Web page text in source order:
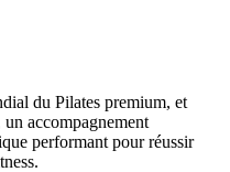
du Pilates premium, et
accompagnement
performant pour réussir